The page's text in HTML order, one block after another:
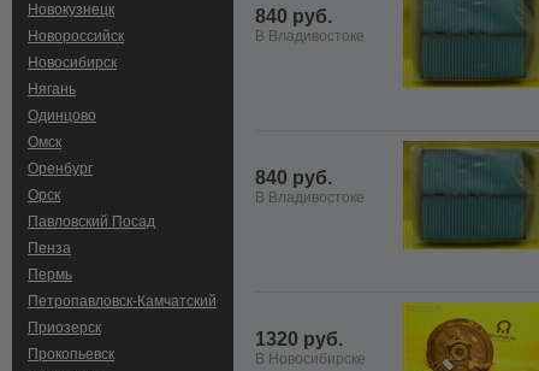
Новокузнецк
Новороссийск
Новосибирск
Нягань
Одинцово
Омск
Оренбург
Орск
Павловский Посад
Пенза
Пермь
Петропавловск-Камчатский
Приозерск
Прокопьевск
840 руб.
В Владивостоке
840 руб.
В Владивостоке
1320 руб.
В Новосибирске